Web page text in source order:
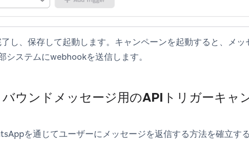
し、保存して起動します。キャンペーンを起動すると、メッ
システムにwebhookを送信します。
ウンドメッセージ用のAPIトリガーキャ
を通じてユーザーにメッセージを返信する方法を確立す